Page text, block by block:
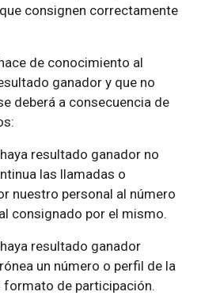
consignen correctamente
hace de conocimiento al
ganador y que no
deberá a consecuencia de
resultado ganador no
las llamadas o
nuestro personal al número
consignado por el mismo.
resultado ganador
un número o perfil de la
formato de participación.